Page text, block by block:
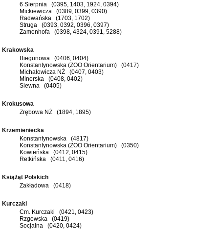
6 Sierpnia (0395, 1403, 1924, 0394)
Mickiewicza (0389, 0399, 0390)
Radwańska (1703, 1702)
Struga (0393, 0392, 0396, 0397)
Zamenhofa (0398, 4324, 0391, 5288)
Krakowska
Biegunowa (0406, 0404)
Konstantynowska (ZOO Orientarium) (0417)
Michałowicza NŻ (0407, 0403)
Minerska (0408, 0402)
Siewna (0405)
Krokusowa
Zrębowa NŻ (1894, 1895)
Krzemieniecka
Konstantynowska (4817)
Konstantynowska (ZOO Orientarium) (0350)
Kowieńska (0412, 0415)
Retkińska (0411, 0416)
Książąt Polskich
Zakładowa (0418)
Kurczaki
Cm. Kurczaki (0421, 0423)
Rzgowska (0419)
Socjalna (0420, 0424)